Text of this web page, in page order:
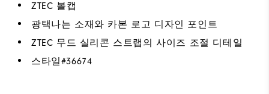
ZTEC 볼캡
광택나는 소재와 카본 로고 디자인 포인트
ZTEC 무드 실리콘 스트랩의 사이즈 조절 디테일
스타일#36674